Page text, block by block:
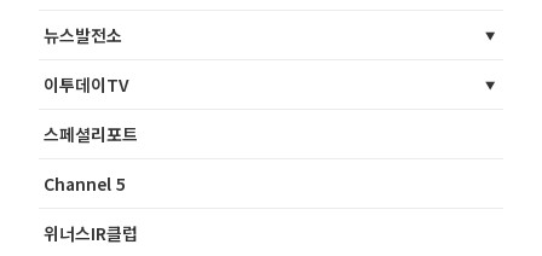
뉴스발전소
이투데이TV
스페셜리포트
Channel 5
위너스IR클럽